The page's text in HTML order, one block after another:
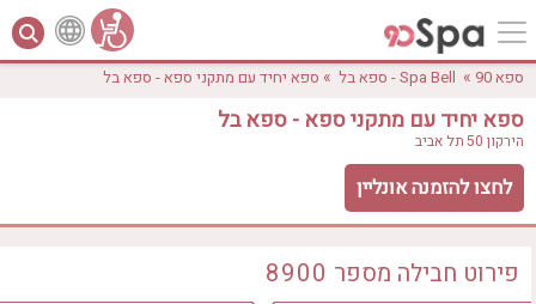
לפי אבזורים
ספא 90 » Spa Bell - ספא בל » ספא יחיד עם מתקני ספא - ספא בל
ספא יחיד עם מתקני ספא - ספא בל
הירקון 50 תל אביב
לחצו להזמנה אונליין
פירוט חבילה מספר 8900